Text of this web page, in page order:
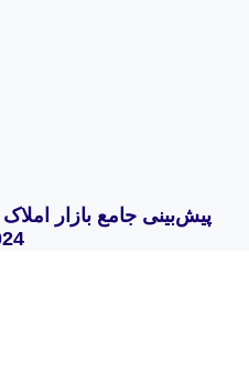
پیش‌بینی جامع بازار